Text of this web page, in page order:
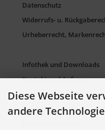
Datenschutz
Widerrufs- u.
Urheberrecht,
Infothek und Downloads
Kontakt und Anfragen
Verpackung und
Sitemap Torso.de
Diese Webseite
andere